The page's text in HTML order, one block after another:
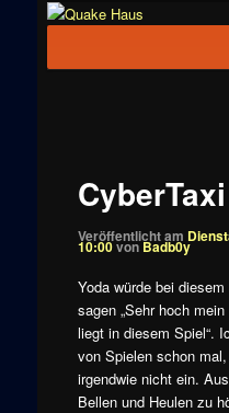
News zu
Veröffentlicht am
10:00vonBadb0y
Yoda würde bei
sagen „Sehr hoch
liegt in diesem Spiel“.
von Spielen schon
irgendwie nicht ein.
Bellen und Heulen zu